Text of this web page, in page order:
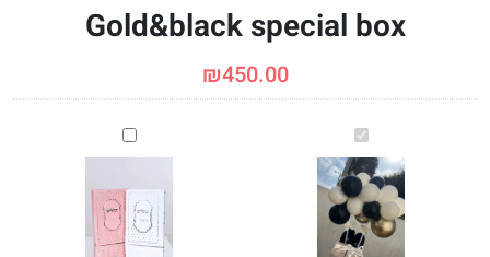
Gold&black special box
₪450.00
Gold&black
special
box
תהילים
ממותג